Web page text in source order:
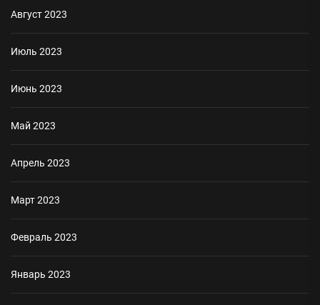
Август 2023
Июль 2023
Июнь 2023
Май 2023
Апрель 2023
Март 2023
Февраль 2023
Январь 2023